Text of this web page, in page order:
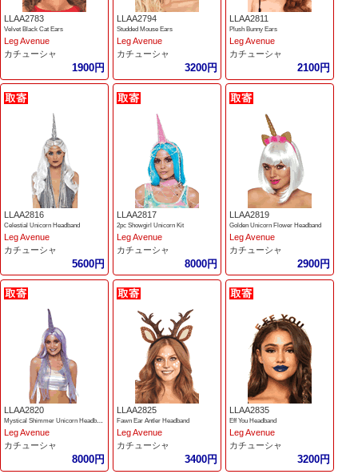
LLAA2783
Velvet Black Cat Ears
Leg Avenue
カチューシャ
1900円
LLAA2794
Studded Mouse Ears
Leg Avenue
カチューシャ
3200円
LLAA2811
Plush Bunny Ears
Leg Avenue
カチューシャ
2100円
LLAA2816
Celestial Unicorn Headband
Leg Avenue
カチューシャ
5600円
LLAA2817
2pc Showgirl Unicorn Kit
Leg Avenue
カチューシャ
8000円
LLAA2819
Golden Unicorn Flower Headband
Leg Avenue
カチューシャ
2900円
LLAA2820
Mystical Shimmer Unicorn Headband
Leg Avenue
カチューシャ
8000円
LLAA2825
Fawn Ear Antler Headband
Leg Avenue
カチューシャ
3400円
LLAA2835
Eff You Headband
Leg Avenue
カチューシャ
3200円